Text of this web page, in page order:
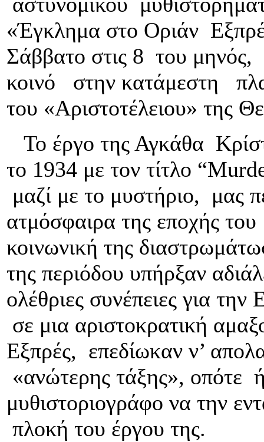
«Έγκλημα στο Οριάν
Σάββατο στις 8 του
κοινό στην κατάμεστη
του «Αριστοτέλειου» της
Το έργο της Αγκάθα
το 1934 με τον τίτλο
μαζί με το μυστήριο, μας
ατμόσφαιρα της εποχής
κοινωνική της
της περιόδου υπήρξαν
ολέθριες συνέπειες για
σε μια αριστοκρατική
Εξπρές, επεδίωκαν ν’
«ανώτερης τάξης», οπότε
μυθιστοριογράφο να την
πλοκή του έργου της.